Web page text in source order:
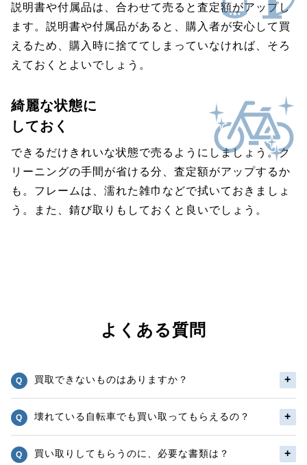
説明書や付属品は、合わせて売ると査定額がアップし
ます。説明書や付属品があると、購入者が安心して買
えるため、購入時に捨ててしまっていなければ、そろ
えておくとよいでしょう。
綺麗な状態に
しておく
できるだけきれいな状態で売るようにしましょう。ク
リーニングの手間が省ける分、査定額がアップするか
も。フレームは、濡れた雑巾などで拭いておきましょ
う。また、錆び取りもしておくと良いでしょう。
よくある質問
買取できないものはありますか？
壊れている自転車でも買い取ってもらえるの？
買い取りしてもらうのに、必要な書類は？